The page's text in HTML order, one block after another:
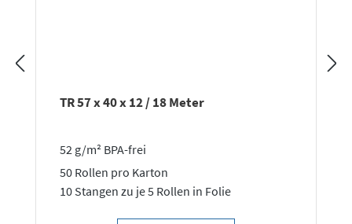
TR 57 x 40 x 12 / 18 Meter
52 g/m² BPA-frei
50 Rollen pro Karton
10 Stangen zu je 5 Rollen in Folie